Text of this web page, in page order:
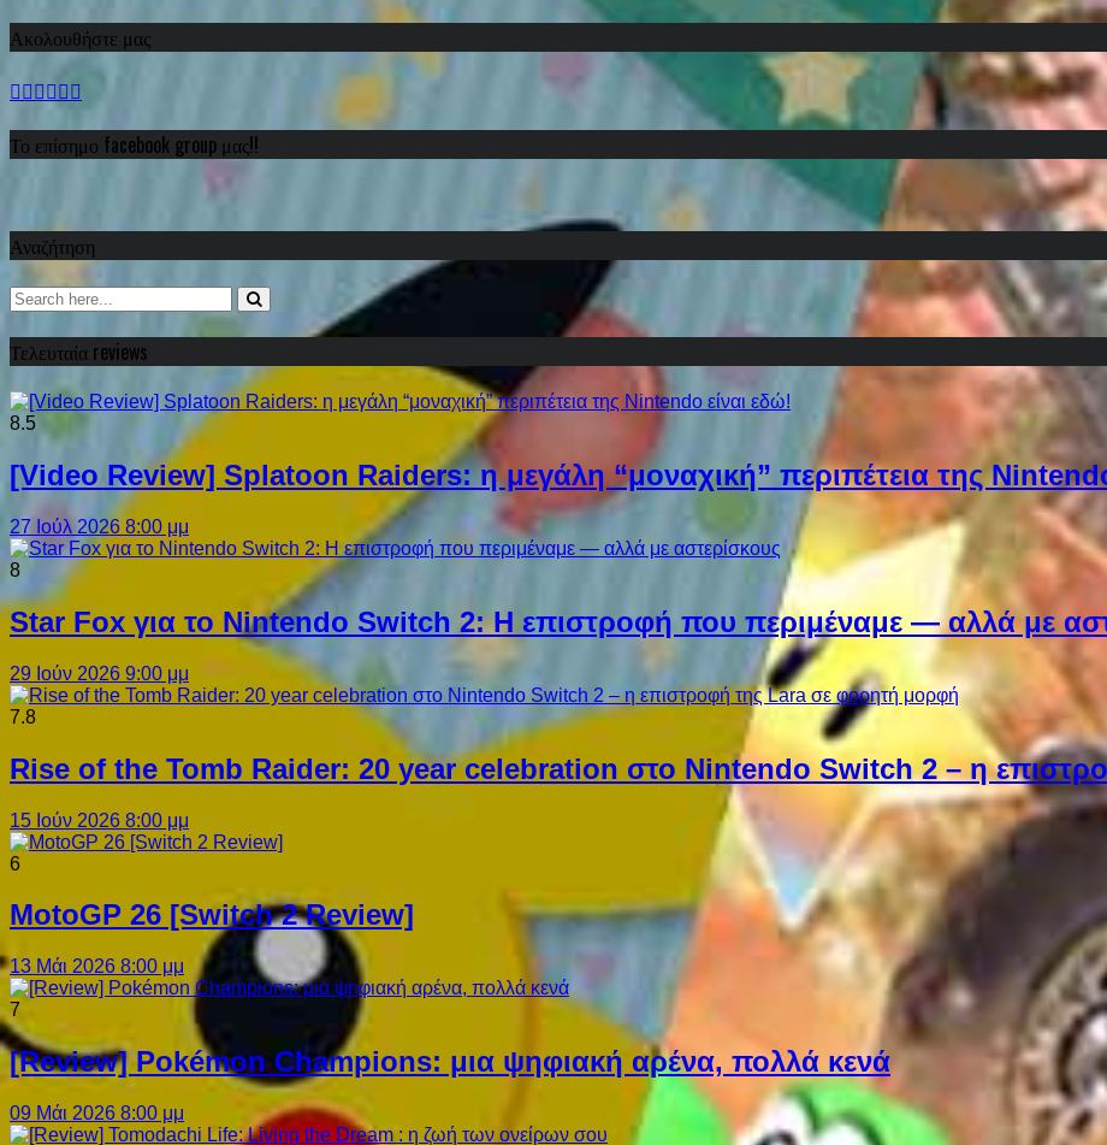
Ακολουθήστε μας
Το επίσημο facebook group μας!!
Αναζήτηση
Τελευταία reviews
8.5
[Video Review] Splatoon Raiders: η μεγάλη “μοναχική” περιπέτεια της
27 Ιούλ 2026 8:00 μμ
8
Star Fox για το Nintendo Switch 2: Η επιστροφή που περιμέναμε — αλλά με
29 Ιούν 2026 9:00 μμ
7.8
Rise of the Tomb Raider: 20 year celebration στο Nintendo Switch 2 – η
15 Ιούν 2026 8:00 μμ
6
MotoGP 26 [Switch 2 Review]
13 Μάι 2026 8:00 μμ
7
[Review] Pokémon Champions: μια ψηφιακή αρένα, πολλά κενά
09 Μάι 2026 8:00 μμ